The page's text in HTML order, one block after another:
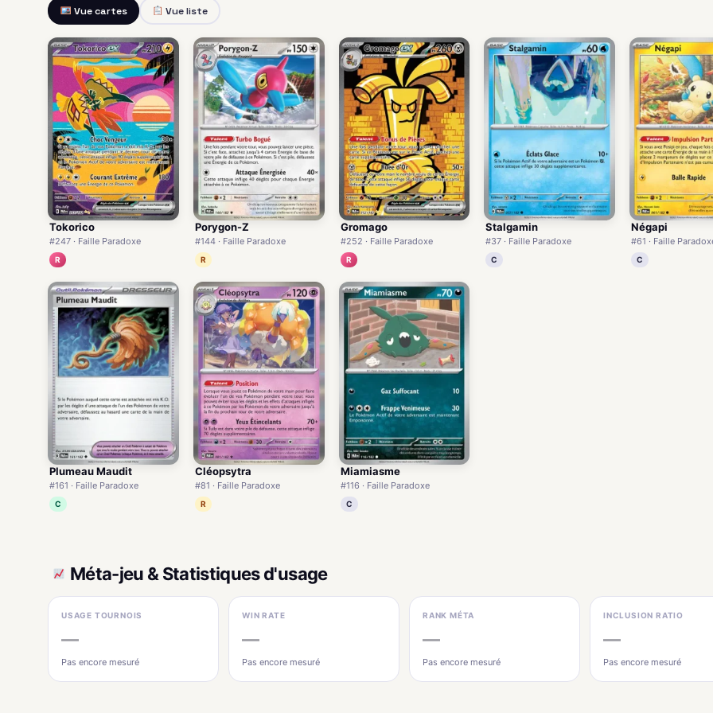
Vue cartes Vue liste
Tokorico
#247 · Faille Paradoxe
R
Porygon-Z
#144 · Faille Paradoxe
R
Gromago
#252 · Faille Paradoxe
R
Stalgamin
#37 · Faille Paradoxe
C
Négapi
#61 · Faille
C
Plumeau Maudit
#161 · Faille Paradoxe
C
Cléopsytra
#81 · Faille Paradoxe
R
Miamiasme
#116 · Faille Paradoxe
C
Méta-jeu & Statistiques d'usage
USAGE TOURNOIS
—
Pas encore mesuré
WIN RATE
—
Pas encore mesuré
RANK MÉTA
—
Pas encore mesuré
INCLUSION RATIO
—
Pas encore mesuré